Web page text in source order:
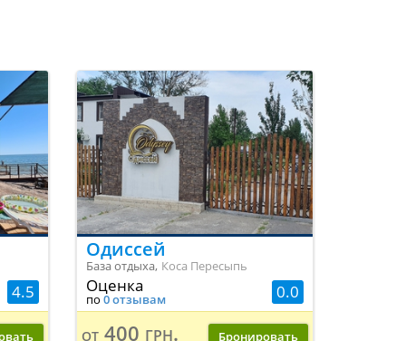
4.5
Одиссей
База отдыха, Коса Пересыпь
0.0
Оценка
по 0 отзывам
от400 грн. Бронировать